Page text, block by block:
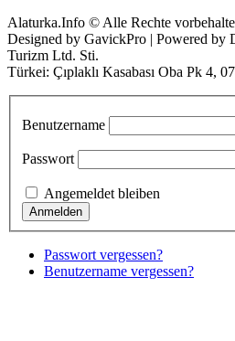
Alaturka.Info © Alle Rechte
Designed by GavickPro | Powered by
Turizm Ltd. Sti.
Türkei: Çıplaklı Kasabası Oba Pk 4,
Benutzername
Passwort
Angemeldet bleiben
Passwort vergessen?
Benutzername vergessen?